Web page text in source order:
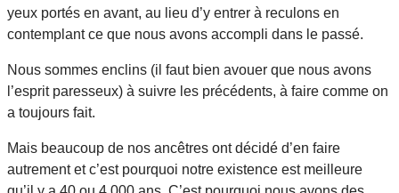
yeux portés en avant, au lieu d’y entrer à reculons en
contemplant ce que nous avons accompli dans le passé.
Nous sommes enclins (il faut bien avouer que nous avons
l’esprit paresseux) à suivre les précédents, à faire comme on
a toujours fait.
Mais beaucoup de nos ancêtres ont décidé d’en faire
autrement et c’est pourquoi notre existence est meilleure